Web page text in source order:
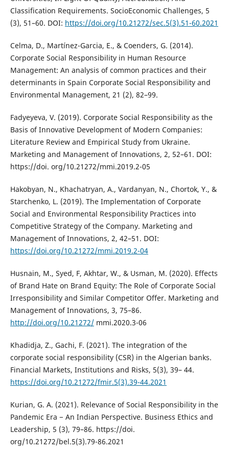
Classification Requirements. SocioEconomic Challenges, 5
(3), 51–60. DOI: https://doi.org/10.21272/sec.5(3).51-60.2021
Celma, D., Martínez-Garcia, E., & Coenders, G. (2014).
Corporate Social Responsibility in Human Resource
Management: An analysis of common practices and their
determinants in Spain Corporate Social Responsibility and
Environmental Management, 21 (2), 82–99.
Fadyeyeva, V. (2019). Corporate Social Responsibility as the
Basis of Innovative Development of Modern Companies:
Literature Review and Empirical Study from Ukraine.
Marketing and Management of Innovations, 2, 52–61. DOI:
https://doi. org/10.21272/mmi.2019.2-05
Hakobyan, N., Khachatryan, A., Vardanyan, N., Chortok, Y., &
Starchenko, L. (2019). The Implementation of Corporate
Social and Environmental Responsibility Practices into
Competitive Strategy of the Company. Marketing and
Management of Innovations, 2, 42–51. DOI:
https://doi.org/10.21272/mmi.2019.2-04
Husnain, M., Syed, F, Akhtar, W., & Usman, M. (2020). Effects
of Brand Hate on Brand Equity: The Role of Corporate Social
Irresponsibility and Similar Competitor Offer. Marketing and
Management of Innovations, 3, 75–86.
http://doi.org/10.21272/mmi.2020.3-06
Khadidja, Z., Gachi, F. (2021). The integration of the
corporate social responsibility (CSR) in the Algerian banks.
Financial Markets, Institutions and Risks, 5(3), 39– 44.
https://doi.org/10.21272/fmir.5(3).39-44.2021
Kurian, G. A. (2021). Relevance of Social Responsibility in the
Pandemic Era − An Indian Perspective. Business Ethics and
Leadership, 5 (3), 79–86. https://doi.
org/10.21272/bel.5(3).79-86.2021